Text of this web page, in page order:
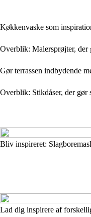
Køkkenvaske som
Overblik: Malersprøjter, der
Gør terrassen indbydende
Overblik: Stikdåser, der gør
Bliv inspireret:
Lad dig inspirere af